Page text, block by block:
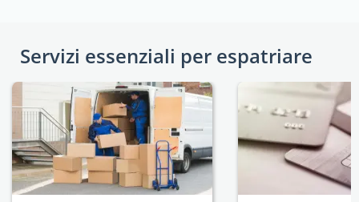
Servizi essenziali per espatriare